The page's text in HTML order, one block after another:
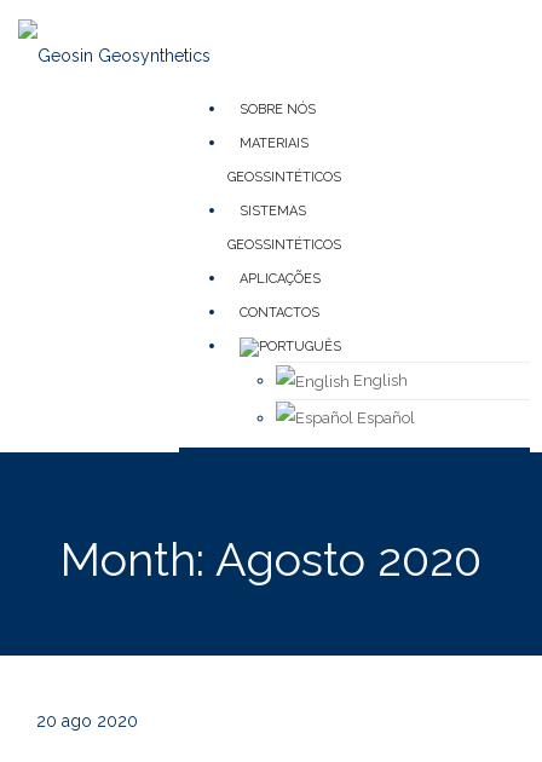
SOBRE NÓS
MATERIAIS
GEOSSINTÉTICOS
SISTEMAS
GEOSSINTÉTICOS
APLICAÇÕES
CONTACTOS
English
Español
Month: Agosto 2020
20 ago 2020